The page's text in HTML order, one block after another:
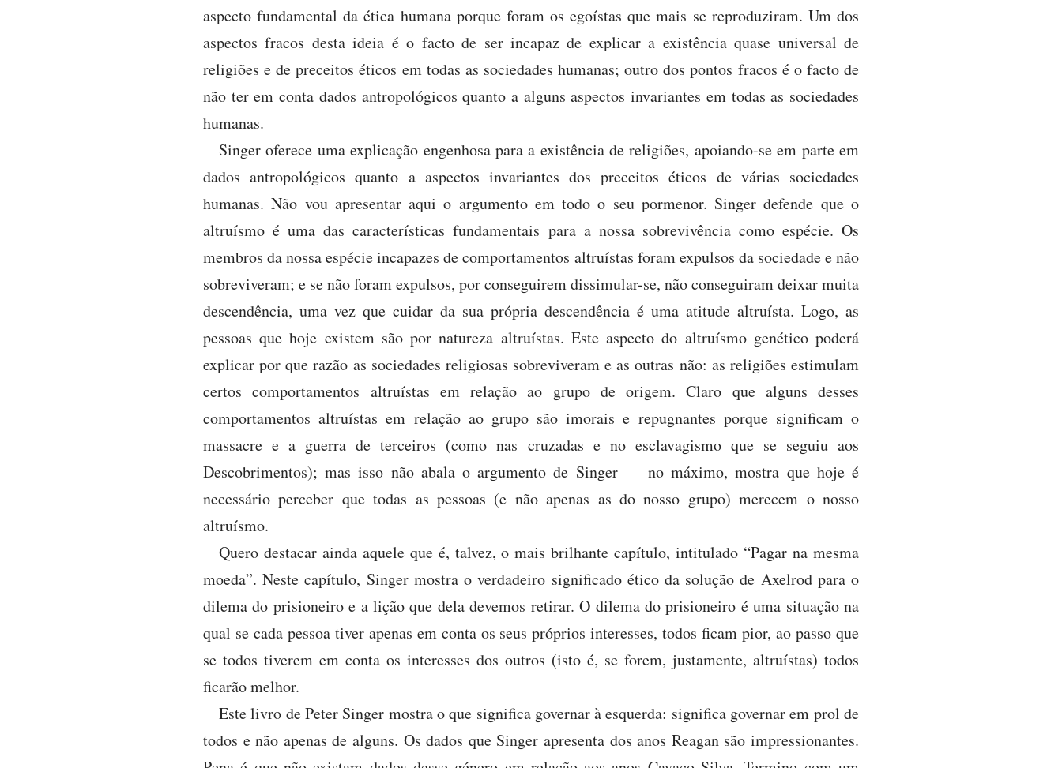
aspecto fundamental da ética humana porque foram os egoístas que mais se reproduziram. Um dos
aspectos fracos desta ideia é o facto de ser incapaz de explicar a existência quase universal de
religiões e de preceitos éticos em todas as sociedades humanas; outro dos pontos fracos é o facto de
não ter em conta dados antropológicos quanto a alguns aspectos invariantes em todas as sociedades
humanas.
Singer oferece uma explicação engenhosa para a existência de religiões, apoiando-se em parte em
dados antropológicos quanto a aspectos invariantes dos preceitos éticos de várias sociedades
humanas. Não vou apresentar aqui o argumento em todo o seu pormenor. Singer defende que o
altruísmo é uma das características fundamentais para a nossa sobrevivência como espécie. Os
membros da nossa espécie incapazes de comportamentos altruístas foram expulsos da sociedade e não
sobreviveram; e se não foram expulsos, por conseguirem dissimular-se, não conseguiram deixar muita
descendência, uma vez que cuidar da sua própria descendência é uma atitude altruísta. Logo, as
pessoas que hoje existem são por natureza altruístas. Este aspecto do altruísmo genético poderá
explicar por que razão as sociedades religiosas sobreviveram e as outras não: as religiões estimulam
certos comportamentos altruístas em relação ao grupo de origem. Claro que alguns desses
comportamentos altruístas em relação ao grupo são imorais e repugnantes porque significam o
massacre e a guerra de terceiros (como nas cruzadas e no esclavagismo que se seguiu aos
Descobrimentos); mas isso não abala o argumento de Singer — no máximo, mostra que hoje é
necessário perceber que todas as pessoas (e não apenas as do nosso grupo) merecem o nosso
altruísmo.
Quero destacar ainda aquele que é, talvez, o mais brilhante capítulo, intitulado “Pagar na mesma
moeda”. Neste capítulo, Singer mostra o verdadeiro significado ético da solução de Axelrod para o
dilema do prisioneiro e a lição que dela devemos retirar. O dilema do prisioneiro é uma situação na
qual se cada pessoa tiver apenas em conta os seus próprios interesses, todos ficam pior, ao passo que
se todos tiverem em conta os interesses dos outros (isto é, se forem, justamente, altruístas) todos
ficarão melhor.
Este livro de Peter Singer mostra o que significa governar à esquerda: significa governar em prol de
todos e não apenas de alguns. Os dados que Singer apresenta dos anos Reagan são impressionantes.